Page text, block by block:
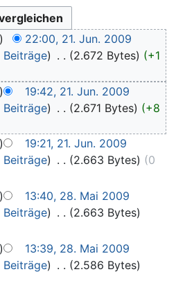
22:00, 21. Jun. 2009
Beiträge 2.672 Bytes
+1
19:42, 21. Jun. 2009
Beiträge 2.671 Bytes
+8
19:21, 21. Jun. 2009
Beiträge 2.663 Bytes
0
13:40, 28. Mai 2009
Beiträge
2.663 Bytes
13:39, 28. Mai 2009
Beiträge
2.586 Bytes